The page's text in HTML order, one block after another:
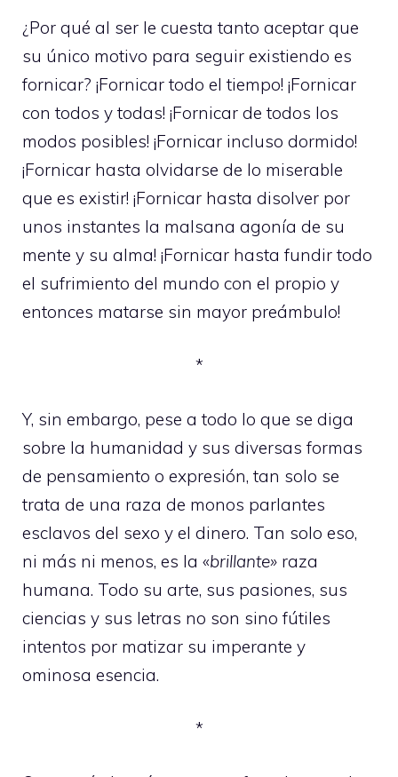
¿Por qué al ser le cuesta tanto aceptar que
su único motivo para seguir existiendo es
fornicar? ¡Fornicar todo el tiempo! ¡Fornicar
con todos y todas! ¡Fornicar de todos los
modos posibles! ¡Fornicar incluso dormido!
¡Fornicar hasta olvidarse de lo miserable
que es existir! ¡Fornicar hasta disolver por
unos instantes la malsana agonía de su
mente y su alma! ¡Fornicar hasta fundir todo
el sufrimiento del mundo con el propio y
entonces matarse sin mayor preámbulo!
*
Y, sin embargo, pese a todo lo que se diga
sobre la humanidad y sus diversas formas
de pensamiento o expresión, tan solo se
trata de una raza de monos parlantes
esclavos del sexo y el dinero. Tan solo eso,
ni más ni menos, es la «brillante» raza
humana. Todo su arte, sus pasiones, sus
ciencias y sus letras no son sino fútiles
intentos por matizar su imperante y
ominosa esencia.
*